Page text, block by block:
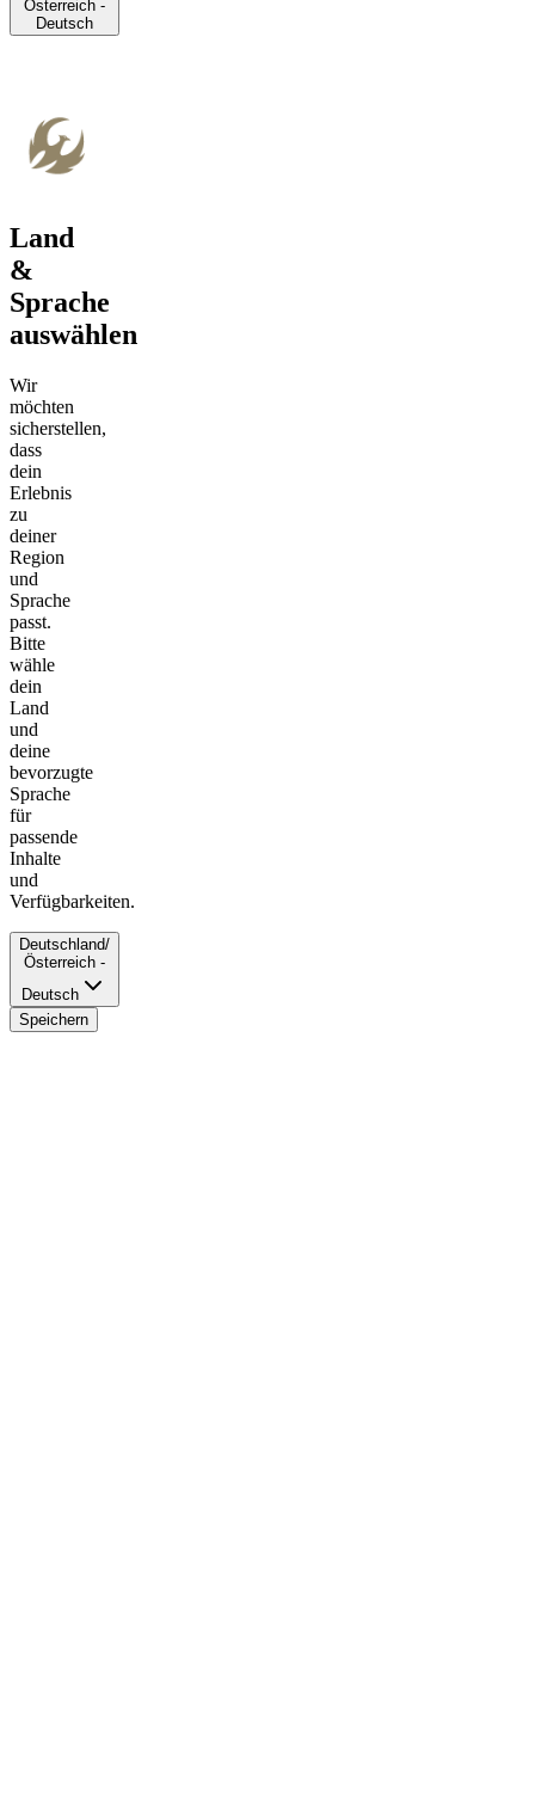
Österreich -
Deutsch
Land
&
Sprache
auswählen
Wir
möchten
sicherstellen,
dass
dein
Erlebnis
zu
deiner
Region
und
Sprache
passt.
Bitte
wähle
dein
Land
und
deine
bevorzugte
Sprache
für
passende
Inhalte
und
Verfügbarkeiten.
Deutschland/
Österreich -
Deutsch
Speichern